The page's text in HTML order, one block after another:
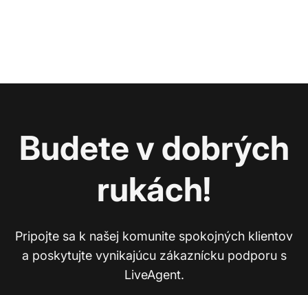
Budete v dobrých
rukách!
Pripojte sa k našej komunite spokojných klientov
a poskytujte vynikajúcu zákaznícku podporu s
LiveAgent.